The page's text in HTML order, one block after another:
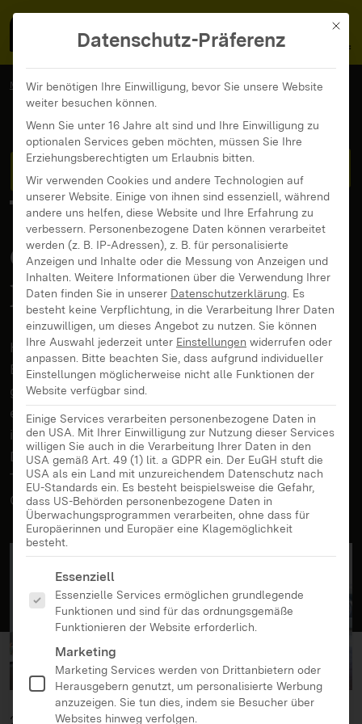
MENÜ
MedienFokus BW ...
News und Beiträge
Stress im Homeoffice? 7 Tipps, wie Eltern damit umgehen können
Stress im Homeoffice?
7 Tipps, wie Eltern
damit umgehen
können
Hausaufgabenbetreuung, Mittagessen,
Besprechungen mit dem Chef und am besten alles
gleichzeitig! Viele Eltern erreichten beim Versuch,
es allen recht zu machen, in den letzten Monaten
ihre Grenzen. Für Eltern, die sich unter der
Doppelbelastung aufreiben, hat Petra Rühle einige
Tipps parat. Petra Rühle ist Systemische Beraterin,
Gesundheits-Coach und Personalentwicklerin.
22.07.2021
Mit
Datenschutz-Präferenz
Wir benötigen Ihre Einwilligung, bevor Sie unsere Website
weiter besuchen können.
Wenn Sie unter 16 Jahre alt sind und Ihre Einwilligung zu
optionalen Services geben möchten, müssen Sie Ihre
Erziehungsberechtigten um Erlaubnis bitten.
Wir verwenden Cookies und andere Technologien auf
unserer Website. Einige von ihnen sind essenziell, während
andere uns helfen, diese Website und Ihre Erfahrung zu
verbessern. Personenbezogene Daten können verarbeitet
werden (z. B. IP-Adressen), z. B. für personalisierte
Anzeigen und Inhalte oder die Messung von Anzeigen und
Inhalten. Weitere Informationen über die Verwendung Ihrer
Daten finden Sie in unserer Datenschutzerklärung Es
besteht keine Verpflichtung, in die Verarbeitung Ihrer Daten
einzuwilligen, um dieses Angebot zu nutzen. Sie können
Ihre Auswahl jederzeit unter Einstellungen widerrufen oder
anpassen. Bitte beachten Sie, dass aufgrund individueller
Einstellungen möglicherweise nicht alle Funktionen der
Website verfügbar sind.
Einige Services verarbeiten personenbezogene Daten in
den USA. Mit Ihrer Einwilligung zur Nutzung dieser Services
willigen Sie auch in die Verarbeitung Ihrer Daten in den
USA gemäß Art. 49 (1) lit. a GDPR ein. Der EuGH stuft die
USA als ein Land mit unzureichendem Datenschutz nach
EU-Standards ein. Es besteht beispielsweise die Gefahr,
dass US-Behörden personenbezogene Daten in
Überwachungsprogrammen verarbeiten, ohne dass für
Europäerinnen und Europäer eine Klagemöglichkeit
besteht.
Es folgt eine Liste der Service-Gruppen, für die eine
Essenziell
Essenzielle Services ermöglichen grundlegende
Funktionen und sind für das ordnungsgemäße
Funktionieren der Website erforderlich.
Marketing
Marketing Services werden von Drittanbietern oder
Herausgebern genutzt, um personalisierte Werbung
anzuzeigen. Sie tun dies, indem sie Besucher über
Websites hinweg verfolgen.